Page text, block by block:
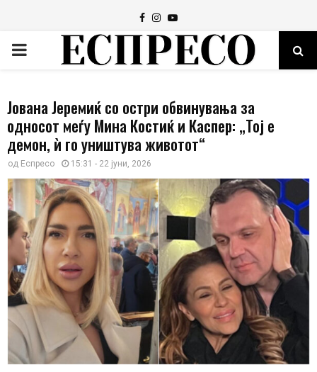
Facebook
Instagram
Youtube
PRIMARY
Јована Јеремиќ со остри обвинувања за
односот меѓу Мина Костиќ и Каспер: „Тој е
демон, ѝ го уништува животот“
од Еспресо 15:31 - 22 јуни, 2026